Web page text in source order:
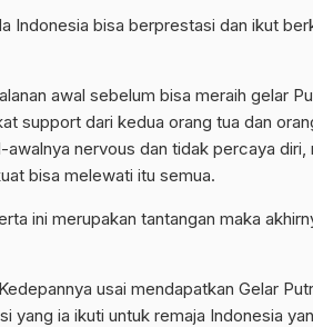
Indonesia bisa berprestasi dan ikut
awal sebelum bisa meraih gelar
support dari kedua orang tua dan
nervous dan tidak percaya diri,
bisa melewati itu semua.
ini merupakan tantangan maka
usai mendapatkan Gelar
yang ia ikuti untuk remaja Indonesia